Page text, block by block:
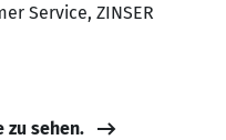
Service, ZINSER
zu sehen.